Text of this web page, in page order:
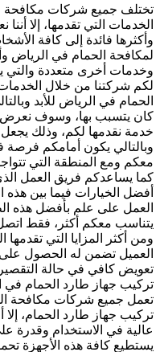
تختلف جميع شركات مكافحة
الخدمات التي تقدمها، إلا
وأكثرها فائدة إلى كافة
لمكافحة الحمام في الرياض
وخدمات أخرى متعددة والتي
لكم شركتنا من خلال
الحمام في الرياض للأبد
كان يتسبب بها، وسوف نعرض
خدمة نقدمها لكم، وذلك يجعل
وبالتالي يكون أمامكم فرصة
معكم ومع المنطقة التي
كما يساعدكم فريق العمل
أفضل الخيارات فيما بين
العمل على علم بأفضل هذه
يتناسب معكم أكثر، فقط اتصل
ومن أكثر المزايا التي
العميل تضمن له الحصول
تعويض كافي في حالة التقصير
تركيب جهاز طارد الحمام
تعمل جميع شركات مكافحة
تركيب جهاز طارد الحمام،
عالية في الاستخدام وقدرة
يستطيع كافة هذه الأجهزة